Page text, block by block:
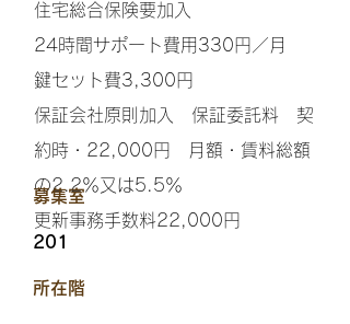
住宅総合保険要加入
24時間サポート費用330円／月
鍵セット費3,300円
保証会社原則加入 保証委託料 契
約時・22,000円 月額・賃料総額
の2.2％又は5.5％
更新事務手数料22,000円
​募集室
201
​所在階